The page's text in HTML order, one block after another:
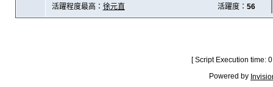
活躍程度最高： 徐元直 活躍度： 56
[ Script Execution time:
Powered by